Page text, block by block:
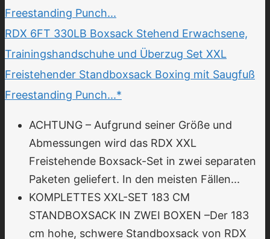
RDX 6FT 330LB Boxsack Stehend Erwachsene,
Trainingshandschuhe und Überzug Set XXL
Freistehender Standboxsack Boxing mit Saugfuß
Freestanding Punch...*
ACHTUNG – Aufgrund seiner Größe und
Abmessungen wird das RDX XXL
Freistehende Boxsack-Set in zwei separaten
Paketen geliefert. In den meisten Fällen...
KOMPLETTES XXL-SET 183 CM
STANDBOXSACK IN ZWEI BOXEN –Der 183
cm hohe, schwere Standboxsack von RDX